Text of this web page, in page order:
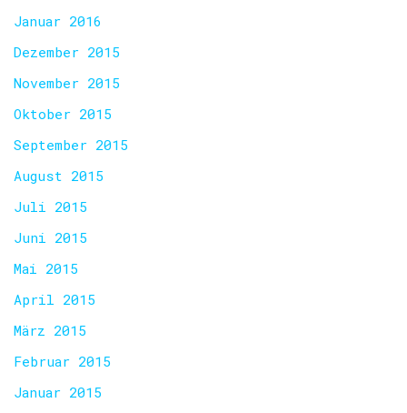
Januar 2016
Dezember 2015
November 2015
Oktober 2015
September 2015
August 2015
Juli 2015
Juni 2015
Mai 2015
April 2015
März 2015
Februar 2015
Januar 2015